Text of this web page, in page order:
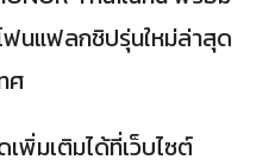
นแฟลกชิปรุ่นใหม่ล่าสุด
ศ
พิ่มเติมได้ที่เว็บไซต์